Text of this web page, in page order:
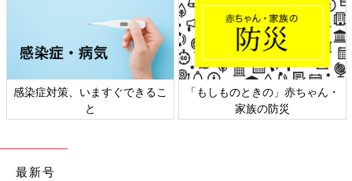
症対策、いますぐできるこ
「もしものときの」赤ちゃん・
家族の防災
日
最新号